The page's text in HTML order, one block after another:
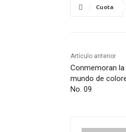
Cuota
Artículo anterior
Conmemoran la
mundo de
No. 09